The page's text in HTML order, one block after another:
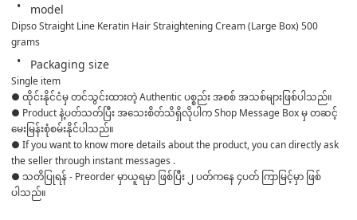
model
Dipso Straight Line Keratin Hair Straightening Cream (Large Box) 500
grams
Packaging size
Single item
● ထိုင်းနိုင်ငံမှ တင်သွင်းထားတဲ့ Authentic ပစ္စည်း အစစ် အသစ်များဖြစ်ပါသည်။
● Product နဲ့ပတ်သတ်ပြီး အသေးစိတ်သိရှိလိုပါက Shop Message Box မှ တဆင့်
မေးမြန်းစုံစမ်းနိုင်ပါသည်။
● If you want to know more details about the product, you can directly ask
the seller through instant messages .
● သတိပြုရန် - Preorder မှာယူရမှာ ဖြစ်ပြီး ၂ ပတ်ကနေ ၄ပတ် ကြာမြင့်မှာ ဖြစ်
ပါသည်။